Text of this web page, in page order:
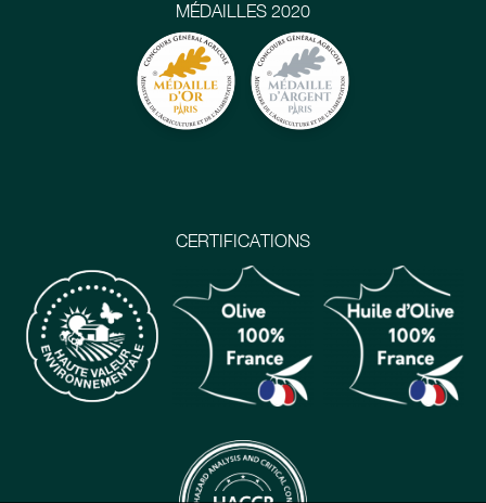
CERTIFICATIONS
MÉDAILLES 2020